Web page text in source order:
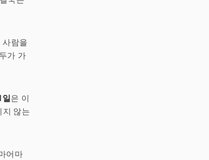
람을
가 가
은 이
않는
어마